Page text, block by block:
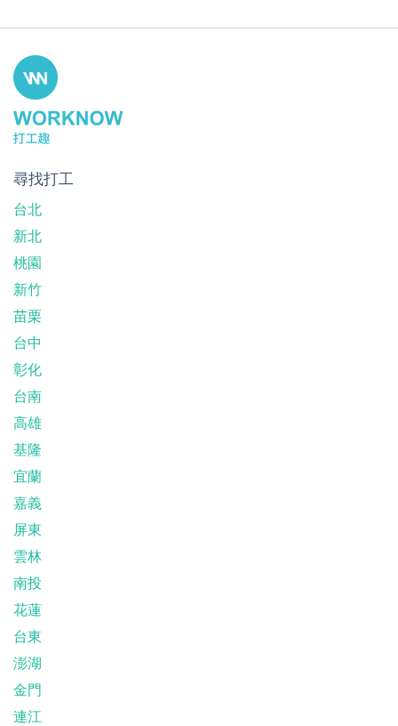
尋找打工
台北
新北
桃園
新竹
苗栗
台中
彰化
台南
高雄
基隆
宜蘭
嘉義
屏東
雲林
南投
花蓮
台東
澎湖
金門
連江